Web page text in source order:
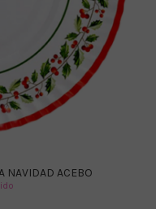
NAVIDAD ACEBO